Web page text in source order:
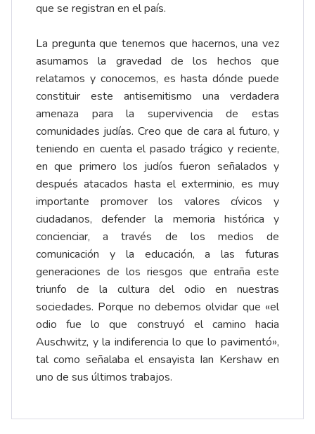
que se registran en el país.
La pregunta que tenemos que hacernos, una vez
asumamos la gravedad de los hechos que
relatamos y conocemos, es hasta dónde puede
constituir este antisemitismo una verdadera
amenaza para la supervivencia de estas
comunidades judías. Creo que de cara al futuro, y
teniendo en cuenta el pasado trágico y reciente,
en que primero los judíos fueron señalados y
después atacados hasta el exterminio, es muy
importante promover los valores cívicos y
ciudadanos, defender la memoria histórica y
concienciar, a través de los medios de
comunicación y la educación, a las futuras
generaciones de los riesgos que entraña este
triunfo de la cultura del odio en nuestras
sociedades. Porque no debemos olvidar que «el
odio fue lo que construyó el camino hacia
Auschwitz, y la indiferencia lo que lo pavimentó»,
tal como señalaba el ensayista Ian Kershaw en
uno de sus últimos trabajos.